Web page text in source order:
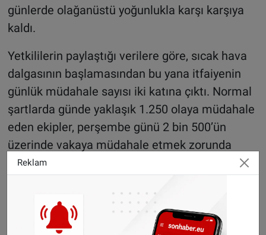
günlerde olağanüstü yoğunlukla karşı karşıya
kaldı.
Yetkililerin paylaştığı verilere göre, sıcak hava
dalgasının başlamasından bu yana itfaiyenin
günlük müdahale sayısı iki katına çıktı. Normal
şartlarda günde yaklaşık 1.250 olaya müdahale
eden ekipler, perşembe günü 2 bin 500’ün
üzerinde vakaya müdahale etmek zorunda
kaldı.
Aynı dönemde itfaiyenin acil çağrı hattına
yapılan başvuruların da iki katına yükseldiği
kaydedildi. Uzmanlar, özellikle yaşlılar, kronik
Reklam